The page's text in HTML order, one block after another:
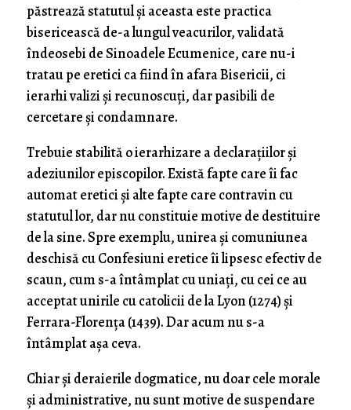
păstrează statutul și aceasta este practica
bisericească de-a lungul veacurilor, validată
îndeosebi de Sinoadele Ecumenice, care nu-i
tratau pe eretici ca fiind în afara Bisericii, ci
ierarhi valizi și recunoscuți, dar pasibili de
cercetare și condamnare.
Trebuie stabilită o ierarhizare a declarațiilor și
adeziunilor episcopilor. Există fapte care îi fac
automat eretici și alte fapte care contravin cu
statutul lor, dar nu constituie motive de destituire
de la sine. Spre exemplu, unirea și comuniunea
deschisă cu Confesiuni eretice îi lipsesc efectiv de
scaun, cum s-a întâmplat cu uniați, cu cei ce au
acceptat unirile cu catolicii de la Lyon (1274) și
Ferrara-Florența (1439). Dar acum nu s-a
întâmplat așa ceva.
Chiar și deraierile dogmatice, nu doar cele morale
și administrative, nu sunt motive de suspendare